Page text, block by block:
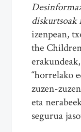
izenpean,
the
“horrelako
zuzen-
eta
segurua